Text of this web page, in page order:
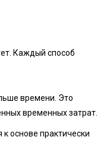
Каждый способ
времени. Это
временных затрат.
основе практически